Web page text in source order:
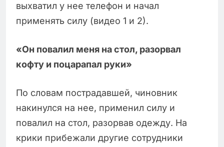
выхватил у нее телефон и начал
применять силу (видео 1 и 2).
«Он повалил меня на стол, разорвал
кофту и поцарапал руки»
По словам пострадавшей, чиновник
накинулся на нее, применил силу и
повалил на стол, разорвав одежду. На
крики прибежали другие сотрудники